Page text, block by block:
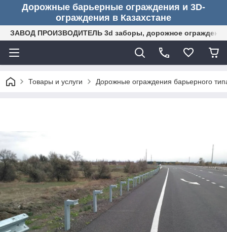
Дорожные барьерные ограждения и 3D-
ограждения в Казахстане
ЗАВОД ПРОИЗВОДИТЕЛЬ 3d заборы, дорожное ограждение
Товары и услуги Дорожные ограждения барьерного